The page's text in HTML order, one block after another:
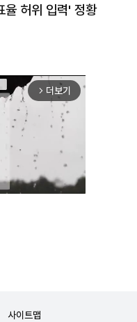
율 허위 입력' 정황
arrow_forward_ios 더보기
사이트맵